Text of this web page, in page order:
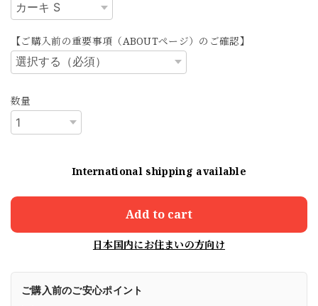
【ご購入前の重要事項（ABOUTページ）のご確認】
数量
International shipping available
Add to cart
日本国内にお住まいの方向け
ご購入前のご安心ポイント